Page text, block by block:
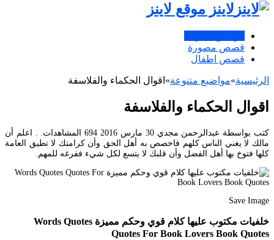
لاينز موقع لاينز
قصص مصورة
قصص اطفال
الرئيسية»مواضيع متنوعة» اقوال الحكماء والفلاسفة
اقوال الحكماء والفلاسفة
كتب بواسطة عبدالرحمن مجدي 30 مارس 2016 694 المشاهدات. . اعلم أن
مالك لا يغني الناس كلهم فاخصص به أهل الحق وأن كرامتك لا تطيق العامة
كلها فتوخ بها أهل الفضل وأن قلبك لا يتسع لكل شيء ففرغه للمهم.
Save Image
خلفيات مكتوب عليها كلام قوي وحكم مميزة Words Quotes
Quotes For Book Lovers Book Quotes